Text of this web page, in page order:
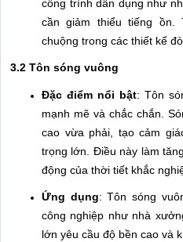
công trình dân dụng như
cần giảm thiểu tiếng ồn.
chuộng trong các thiết kế
3.2 Tôn sóng vuông
Đặc điểm nổi bật: Tôn
mạnh mẽ và chắc chắn.
cao vừa phải, tạo cảm
trọng lớn. Điều này làm
động của thời tiết khắc
Ứng dụng: Tôn sóng
công nghiệp như nhà
lớn yêu cầu độ bền cao và